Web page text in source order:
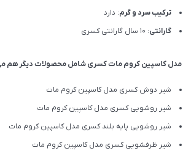
ترکیب سرد و گرم: دارد
گارانتی: 10 سال گارانتی کسری
مدل کاسپین کروم مات کسری شامل محصولات دیگر هم
شیر دوش کسری مدل کاسپین کروم مات
شیر روشویی کسری مدل کاسپین کروم مات
شیر روشویی پایه بلند کسری مدل کاسپین کروم مات
شیر ظرفشویی کسری مدل کاسپین کروم مات